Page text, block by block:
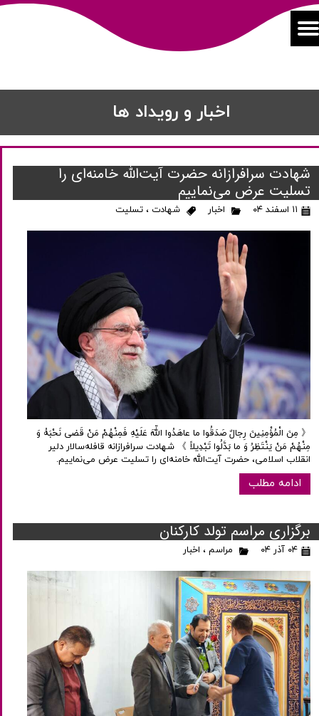
اخبار و رویداد ها
شهادت سرافرازانه حضرت آیت‌الله خامنه‌ای را
تسلیت عرض می‌نماییم
۱۱ اسفند ۰۴ اخبار شهادت ، تسلیت
《 مِنَ الْمُؤْمِنِینَ رِجالٌ صَدَقُوا ما عاهَدُوا اللّهَ عَلَیْهِ فَمِنْهُمْ مَنْ قَضى نَحْبَهُ وَ
مِنْهُمْ مَنْ یَنْتَظِرُ وَ ما بَدَّلُوا تَبْدِیلاً 》 شهادت سرافرازانه قافله‌سالار دلیر
انقلاب اسلامی، حضرت آیت‌الله خامنه‌ای را تسلیت عرض می‌نماییم.
ادامه مطلب
برگزاری مراسم تولد کارکنان
۰۴ آذر ۰۴ مراسم ، اخبار